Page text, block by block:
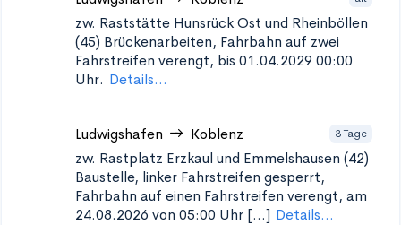
zw. Raststätte Hunsrück Ost und Rheinböllen
(45) Brückenarbeiten, Fahrbahn auf zwei
Fahrstreifen verengt, bis 01.04.2029 00:00
Uhr. Details...
Ludwigshafen Koblenz 3 Tage
zw. Rastplatz Erzkaul und Emmelshausen (42)
Baustelle, linker Fahrstreifen gesperrt,
Fahrbahn auf einen Fahrstreifen verengt, am
24.08.2026 von 05:00 Uhr [...] Details...